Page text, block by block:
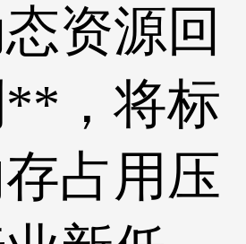
资源回
，将标
占用压